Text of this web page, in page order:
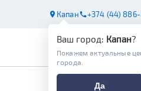
Капан +374 (44)
Ваш город: Капан?
Покажем актуальные
города.
Да